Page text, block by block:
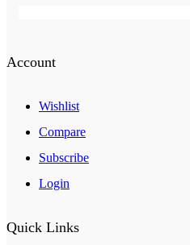
Account
Wishlist
Compare
Subscribe
Login
Quick Links